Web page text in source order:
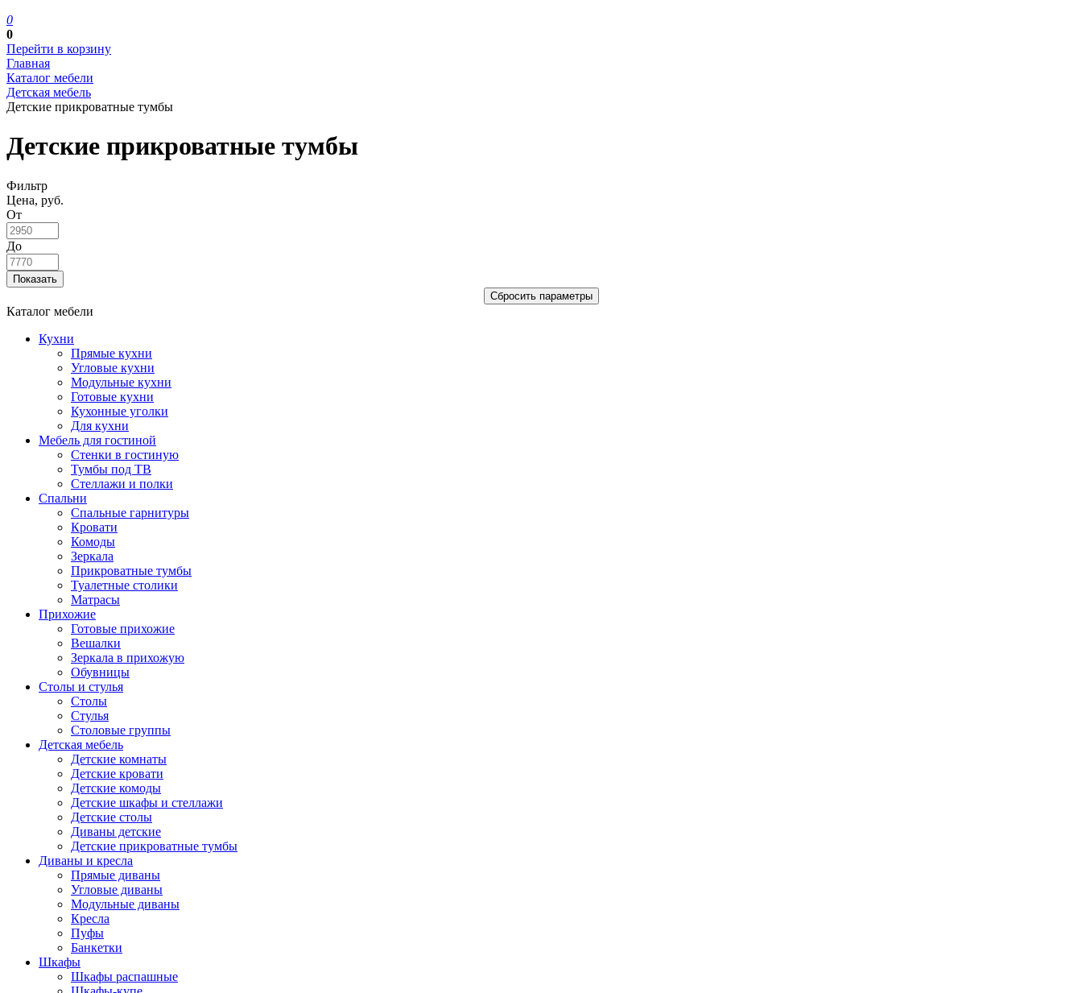
0
0
Перейти в корзину
Главная
Каталог мебели
Детская мебель
Детские прикроватные тумбы
Детские прикроватные тумбы
Фильтр
Цена, руб.
От
До
Каталог мебели
Кухни
Прямые кухни
Угловые кухни
Модульные кухни
Готовые кухни
Кухонные уголки
Для кухни
Мебель для гостиной
Стенки в гостиную
Тумбы под ТВ
Стеллажи и полки
Спальни
Спальные гарнитуры
Кровати
Комоды
Зеркала
Прикроватные тумбы
Туалетные столики
Матрасы
Прихожие
Готовые прихожие
Вешалки
Зеркала в прихожую
Обувницы
Столы и стулья
Столы
Стулья
Столовые группы
Детская мебель
Детские комнаты
Детские кровати
Детские комоды
Детские шкафы и стеллажи
Детские столы
Диваны детские
Детские прикроватные тумбы
Диваны и кресла
Прямые диваны
Угловые диваны
Модульные диваны
Кресла
Пуфы
Банкетки
Шкафы
Шкафы распашные